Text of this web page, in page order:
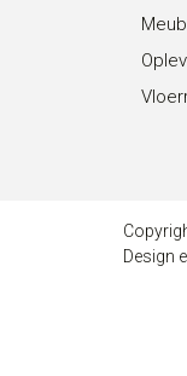
Design